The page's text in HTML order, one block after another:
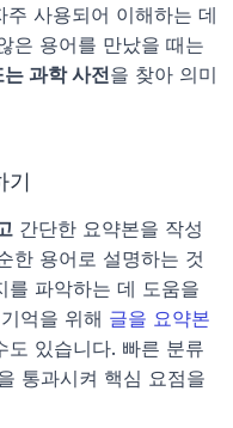
주 사용되어 이해하는 데
과학 사전을 찾아 의미
기
간단한 요약본을 작성
한 용어로 설명하는 것
를 파악하는 데 도움을
억을 위해 글을 요약본
있습니다. 빠른 분류
통과시켜 핵심 요점을